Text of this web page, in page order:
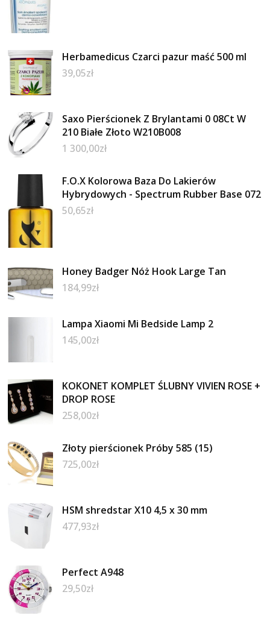
Herbamedicus Czarci pazur maść 500 ml
39,05zł
Saxo Pierścionek Z Brylantami 0 08Ct W
210 Białe Złoto W210B008
1 300,00zł
F.O.X Kolorowa Baza Do Lakierów
Hybrydowych - Spectrum Rubber Base 072
50,65zł
Honey Badger Nóż Hook Large Tan
184,99zł
Lampa Xiaomi Mi Bedside Lamp 2
145,00zł
KOKONET KOMPLET ŚLUBNY VIVIEN ROSE +
DROP ROSE
258,00zł
Złoty pierścionek Próby 585 (15)
725,00zł
HSM shredstar X10 4,5 x 30 mm
477,93zł
Perfect A948
29,50zł